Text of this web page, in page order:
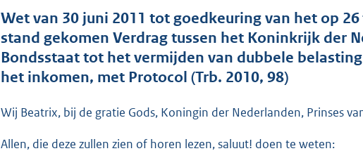
t
a
n
d
g
o
Wet van 30 juni 2011 tot goedkeuring van het op
stand gekomen Verdrag tussen het Koninkrijk der
Bondsstaat tot het vermijden van dubbele
het inkomen, met Protocol (Trb. 2010, 98)
Wij Beatrix, bij de gratie Gods, Koningin der Nederlanden, Prinses
Allen, die deze zullen zien of horen lezen, saluut! doen te weten: